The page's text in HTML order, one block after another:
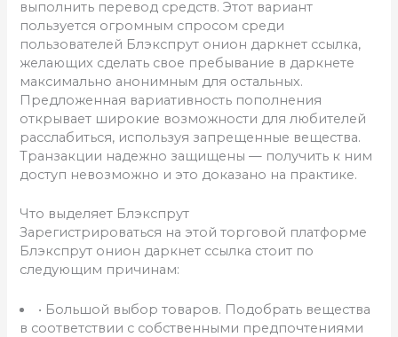
выполнить перевод средств. Этот вариант
пользуется огромным спросом среди
пользователей Блэкспрут онион даркнет ссылка,
желающих сделать свое пребывание в даркнете
максимально анонимным для остальных.
Предложенная вариативность пополнения
открывает широкие возможности для любителей
расслабиться, используя запрещенные вещества.
Транзакции надежно защищены — получить к ним
доступ невозможно и это доказано на практике.
Что выделяет Блэкспрут
Зарегистрироваться на этой торговой платформе
Блэкспрут онион даркнет ссылка стоит по
следующим причинам:
• Большой выбор товаров. Подобрать вещества
в соответствии с собственными предпочтениями